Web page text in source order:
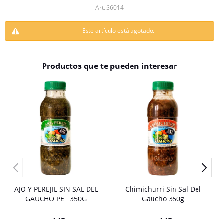
36014
Este artículo está agotado.
Productos que te pueden interesar
AJO Y PEREJIL SIN SAL DEL
GAUCHO PET 350G
Chimichurri Sin Sal Del
Gaucho 350g